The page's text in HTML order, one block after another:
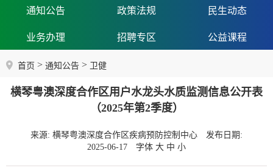
通知公告 政策法规 民生动态
业务办理 招聘专区 公益课程
首页 > 通知公告 > 卫健
横琴粤澳深度合作区用户水龙头水质监测信息公开表
（2025年第2季度）
来源: 横琴粤澳深度合作区疾病预防控制中心
发布日期:
2025-06-17
字体 大 中 小